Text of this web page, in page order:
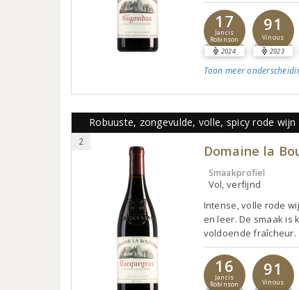
17
Jancis
Robinson
2024
91
Vinous
2023
Toon meer
Robuuste, zongevulde, volle, spicy rode
2
Domaine la
Smaakprofiel
Vol, verfijnd
Intense, volle rode
en leer. De smaak
voldoende fraîcheur.
16
Jancis
Robinson
91
Vinous